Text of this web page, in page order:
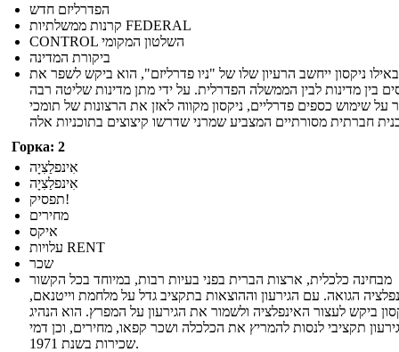
הפדרליזם חדש
קרנות ממשלתיות FEDERAL
CONTROL השלטון המקומי
ביקורת המדינה
באילו ניקסון ייחשב הרעיון שלו של "ניו פדרליזם", הוא ביקש לשפר את
בין מדינות לבין הממשלה הפדרלית. על ידי מתן מדינות שליטה רבה
על שימוש כספים פדרליים, ניקסון מקווה לאזן את הרצונות של תומכי
Горка: 2
אִינפלַצִיָה
אִינפלַצִיָה
תפסיק!
מחירים
איקס
עלויות RENT
שכר
מבחינה כלכלית, ארצות הברית בפני בעיות רבות, במיוחד בכל הקשור
הגואה. עם הגירעון וההוצאות בתקציב גדל על מלחמת וייטנאם,
ביקש לעצור האינפלציה ולשמור את הגירעון על המפרץ. הוא הנהיג
גירעון תקציבי לנסות להמריץ את הכלכלה ושכר קפאו, מחירים, וכן דמי
שכירות בשנת 1971.